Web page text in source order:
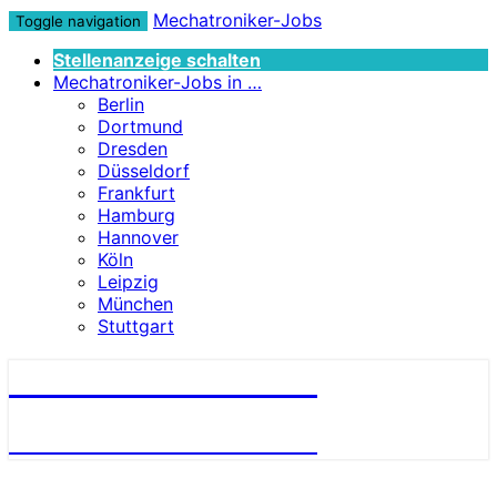
Toggle navigation
Mechatroniker-Jobs
Stellenanzeige schalten
Mechatroniker-Jobs in …
Berlin
Dortmund
Dresden
Düsseldorf
Frankfurt
Hamburg
Hannover
Köln
Leipzig
München
Stuttgart